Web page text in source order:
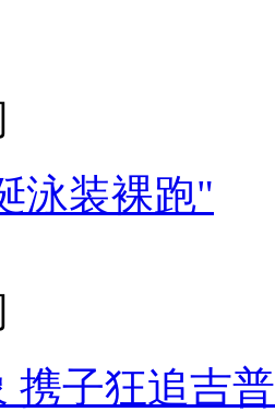
泳装裸跑"
携子狂追吉